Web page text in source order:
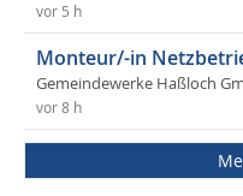
vor 5 h
Monteur/-in
Gemeindewerke Haßloch
vor 8 h